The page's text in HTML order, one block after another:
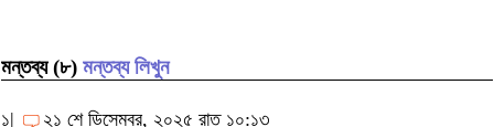
মন্তব্য (৮) মন্তব্য লিখুন
১|
২১ শে ডিসেম্বর, ২০২৫ রাত ১০:১৩